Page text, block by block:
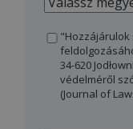
"Hozzájárulok
34-620
védelméről
(Journal of